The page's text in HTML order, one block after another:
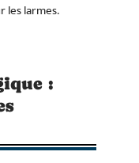
les larmes.
: